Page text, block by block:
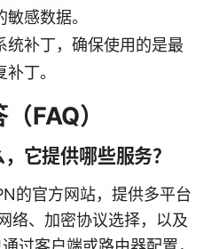
感数据。
统补丁，确保使用的是最
丁。
FAQ）
它提供哪些服务？
的官方网站，提供多平台
络、加密协议选择，以及